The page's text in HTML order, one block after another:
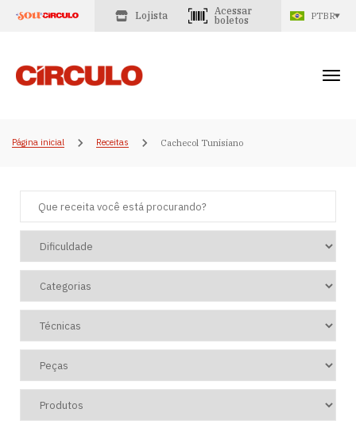
Lojista
Acessar
boletos
PTBR
Página inicial Receitas Cachecol Tunisiano